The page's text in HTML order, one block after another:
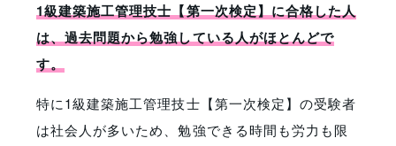
1級建築施工管理技士【第一次検定】に合格した人
は、過去問題から勉強している人がほとんどで
す。
特に1級建築施工管理技士【第一次検定】の受験者
は社会人が多いため、勉強できる時間も労力も限